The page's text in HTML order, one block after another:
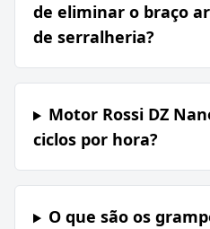
de eliminar o braço
de serralheria?
Motor Rossi DZ
ciclos por hora?
O que são os